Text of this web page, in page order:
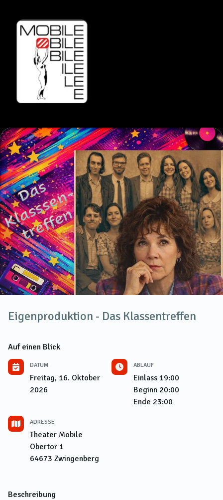
Eigenproduktion - Das Klassentreffen
Auf einen Blick
DATUM
Freitag, 16. Oktober
2026
ABLAUF
Einlass 19:00
Beginn 20:00
Ende 23:00
ADRESSE
Theater Mobile
Obertor 1
64673 Zwingenberg
Beschreibung